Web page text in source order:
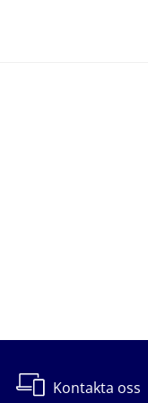
Kontakta oss